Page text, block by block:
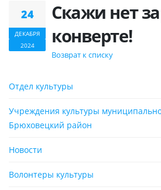
Отдел культуры
Учреждения культуры
Брюховецкий район
Новости
Волонтеры культуры
24
ДЕКАБРЯ
2024
Скажи нет
конверте!
Возврат к списку